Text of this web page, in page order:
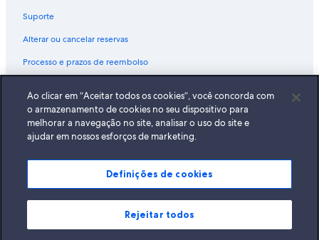
Suporte
Alterar ou cancelar reservas
Processo e prazos de reembolso
Documentos para viagens internacionais
A Expedia, Inc. não se responsabiliza pelo conteúdo dos sites externos.
© 2026 Expedia, Inc., uma empresa do Expedia Group. Todos os direitos
reservados Expedia e o logotipo da Expedia são marcas registradas da
Ao clicar em “Aceitar todos os cookies”, você concorda com
o armazenamento de cookies no seu dispositivo para
melhorar a navegação no site, analisar o uso do site e
ajudar em nossos esforços de marketing.
Definições de cookies
Rejeitar todos